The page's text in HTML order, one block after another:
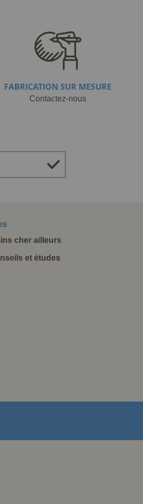
FABRICATION SUR MESURE
Contactez-nous
cher ailleurs
et études